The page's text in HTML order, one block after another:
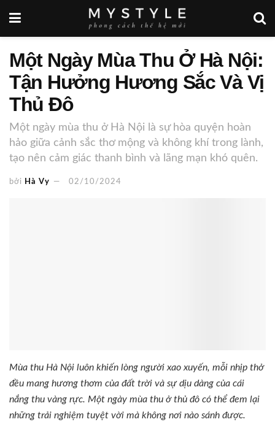
Một Ngày Mùa Thu Ở Hà Nội:
Tận Hưởng Hương Sắc Và Vị
Thủ Đô
Một ngày mùa thu ở Hà Nội là sự hòa quyện hoàn
hảo giữa cảnh sắc thơ mộng và không khí trong lành,
tạo nên cảm giác thanh bình và lãng mạn khó quên.
bởi Hà Vy 02/10/2024
Mùa thu Hà Nội luôn khiến lòng người xao xuyến, mỗi nhịp thở
đều mang hương thơm của đất trời và sự dịu dàng của cái
nắng thu vàng rực. Một ngày mùa thu ở thủ đô có thể đem lại
những trải nghiệm tuyệt vời mà không nơi nào sánh được.